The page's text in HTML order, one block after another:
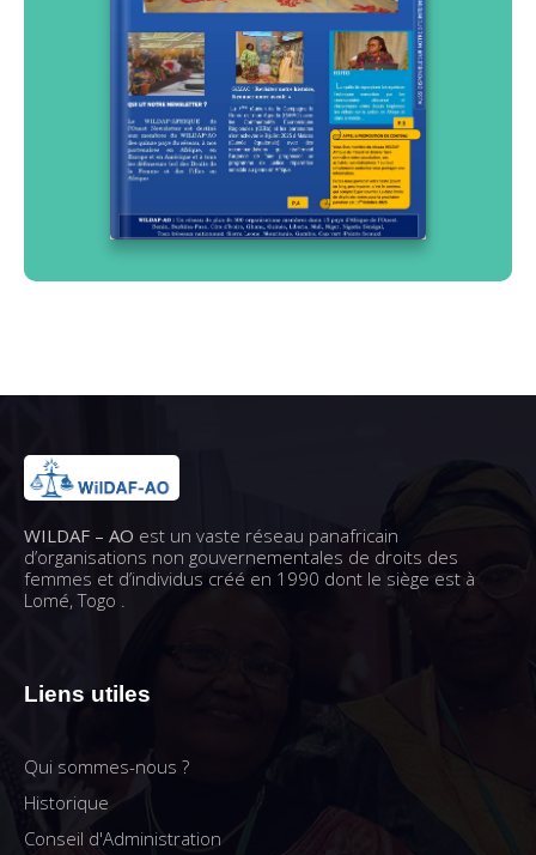
WILDAF – AO est un vaste réseau panafricain
d’organisations non gouvernementales de droits des
femmes et d’individus créé en 1990 dont le siège est à
Lomé, Togo .
Liens utiles
Qui sommes-nous ?
Historique
Conseil d'Administration